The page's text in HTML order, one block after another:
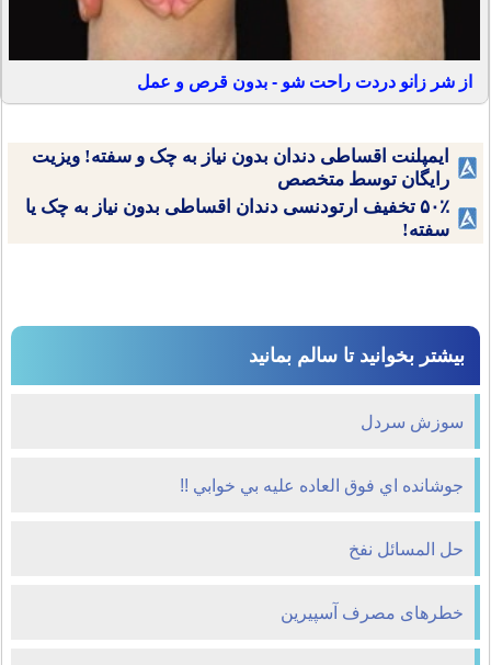
از شر زانو دردت راحت شو - بدون قرص و عمل
ایمپلنت اقساطی دندان بدون نیاز به چک و سفته! ویزیت
رایگان توسط متخصص
۵۰٪ تخفیف ارتودنسی دندان اقساطی بدون نیاز به چک یا
سفته!
بیشتر بخوانید تا سالم بمانید
سوزش سردل
جوشانده اي فوق العاده عليه بي خوابي !!
حل المسائل نفخ
خطرهای مصرف آسپیرین